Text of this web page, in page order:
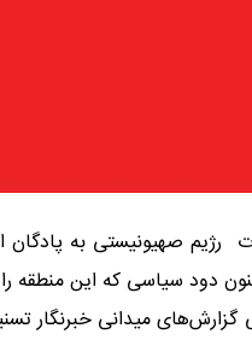
رژیم صهیونیستی به
دود سیاسی که این منطقه
میدانی خبرنگار